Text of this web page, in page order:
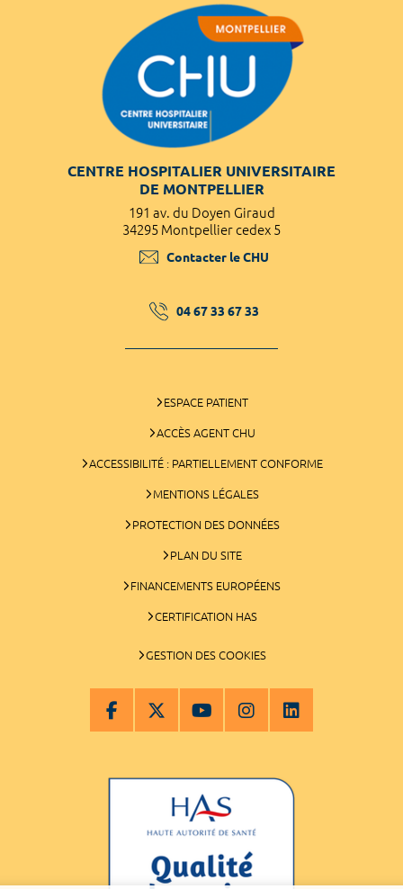
CENTRE HOSPITALIER UNIVERSITAIRE
DE MONTPELLIER
191 av. du Doyen Giraud
34295 Montpellier cedex 5
Contacter le CHU
04 67 33 67 33
ESPACE PATIENT
ACCÈS AGENT CHU
ACCESSIBILITÉ : PARTIELLEMENT CONFORME
MENTIONS LÉGALES
PROTECTION DES DONNÉES
PLAN DU SITE
FINANCEMENTS EUROPÉENS
CERTIFICATION HAS
GESTION DES COOKIES